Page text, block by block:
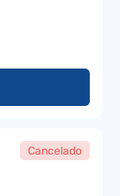
Cancelado